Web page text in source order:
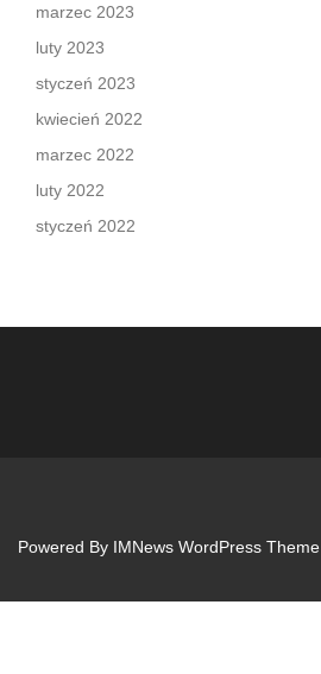
marzec 2023
luty 2023
styczeń 2023
kwiecień 2022
marzec 2022
luty 2022
styczeń 2022
Powered By IMNews WordPress Theme